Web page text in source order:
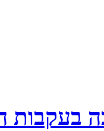
בעקבות